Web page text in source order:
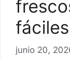
junio 20,